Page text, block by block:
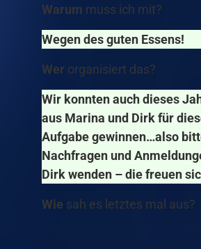
Warum muss ich mit?
Wegen des guten Essens!
Wer organisiert das?
Wir konnten auch dieses
aus Marina und Dirk für
Aufgabe gewinnen…also
Nachfragen und
Dirk wenden – die freuen
Wie sah es letztes mal aus?